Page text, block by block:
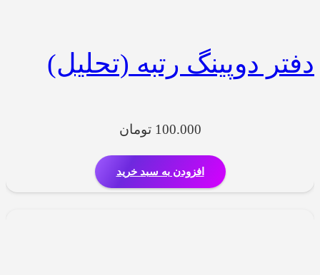
دفتر دوپینگ رتبه (تحلیل)
100.000 تومان
افزودن به سبد خرید